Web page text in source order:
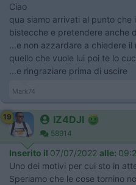
Ciao
qua siamo arrivati al punto
bistecche e pretendere anche
...e non azzardare a chiedere
quello che vuole lui poi te lo
...e ringraziare prima di uscire
Mark74
19 IZ4DJI
58914
Inserito il 07/07/2022 alle:
Uno dei motivi per cui sto in
Speriamo che le cose tornino